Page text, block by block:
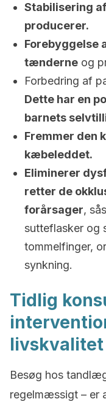
Stabilisering
producerer.
Forebyggelse
tænderne og
Forbedring af
Dette har en
barnets
Fremmer den
kæbeleddet.
Eliminerer
retter de
forårsager,
sutteflasker og
tommelfinger,
synkning.
Tidlig
livskvalitet
Besøg hos
regelmæssigt – er